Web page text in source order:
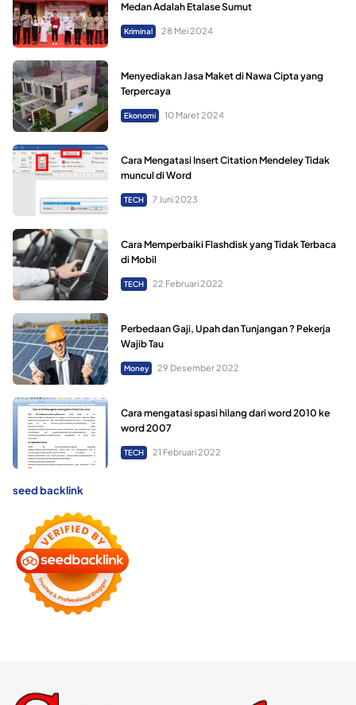
Medan Adalah Etalase Sumut
Kriminal 28 Mei 2024
Menyediakan Jasa Maket di Nawa Cipta yang
Terpercaya
Ekonomi 10 Maret 2024
Cara Mengatasi Insert Citation Mendeley Tidak
muncul di Word
TECH 7 Juni 2023
Cara Memperbaiki Flashdisk yang Tidak Terbaca
di Mobil
TECH 22 Februari 2022
Perbedaan Gaji, Upah dan Tunjangan ? Pekerja
Wajib Tau
Money 29 Desember 2022
Cara mengatasi spasi hilang dari word 2010 ke
word 2007
TECH 21 Februari 2022
seed backlink